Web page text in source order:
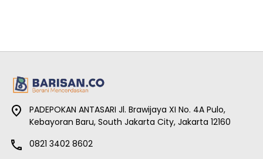
PADEPOKAN ANTASARI Jl. Brawijaya XI No. 4A Pulo,
Kebayoran Baru, South Jakarta City, Jakarta 12160
0821 3402 8602